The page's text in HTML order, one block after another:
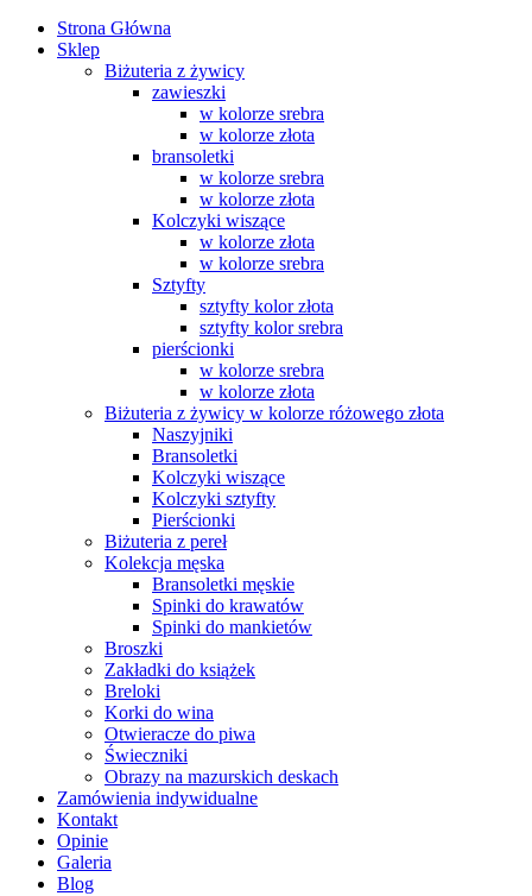
Strona Główna
Sklep
Biżuteria z żywicy
zawieszki
w kolorze srebra
w kolorze złota
bransoletki
w kolorze srebra
w kolorze złota
Kolczyki wiszące
w kolorze złota
w kolorze srebra
Sztyfty
sztyfty kolor złota
sztyfty kolor srebra
pierścionki
w kolorze srebra
w kolorze złota
Biżuteria z żywicy w kolorze różowego złota
Naszyjniki
Bransoletki
Kolczyki wiszące
Kolczyki sztyfty
Pierścionki
Biżuteria z pereł
Kolekcja męska
Bransoletki męskie
Spinki do krawatów
Spinki do mankietów
Broszki
Zakładki do książek
Breloki
Korki do wina
Otwieracze do piwa
Świeczniki
Obrazy na mazurskich deskach
Zamówienia indywidualne
Kontakt
Opinie
Galeria
Blog